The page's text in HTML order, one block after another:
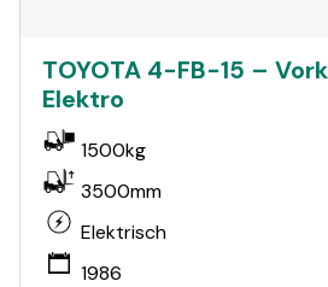
TOYOTA 4-FB-15 –
Elektro
1500kg
3500mm
Elektrisch
1986